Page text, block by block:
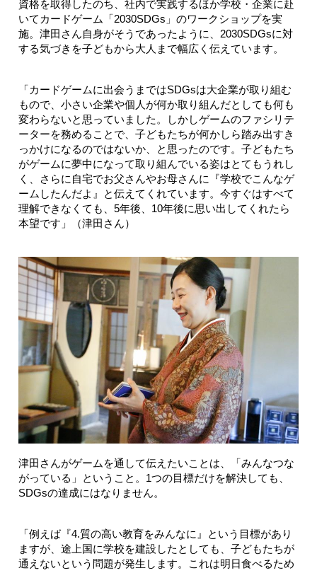
資格を取得したのち、社内で実践するほか学校・企業に赴
いてカードゲーム「2030SDGs」のワークショップを実
施。津田さん自身がそうであったように、2030SDGsに対
する気づきを子どもから大人まで幅広く伝えています。
「カードゲームに出会うまではSDGsは大企業が取り組む
もので、小さい企業や個人が何か取り組んだとしても何も
変わらないと思っていました。しかしゲームのファシリテ
ーターを務めることで、子どもたちが何かしら踏み出すき
っかけになるのではないか、と思ったのです。子どもたち
がゲームに夢中になって取り組んでいる姿はとてもうれし
く、さらに自宅でお父さんやお母さんに『学校でこんなゲ
ームしたんだよ』と伝えてくれています。今すぐはすべて
理解できなくても、5年後、10年後に思い出してくれたら
本望です」（津田さん）
津田さんがゲームを通して伝えたいことは、「みんなつな
がっている」ということ。1つの目標だけを解決しても、
SDGsの達成にはなりません。
「例えば『4.質の高い教育をみんなに』という目標があり
ますが、途上国に学校を建設したとしても、子どもたちが
通えないという問題が発生します。これは明日食べるため